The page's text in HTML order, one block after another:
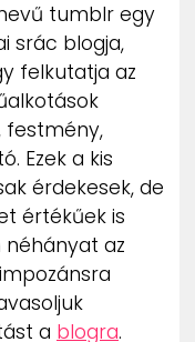
tumblr egy
srác blogja,
felkutatja az
festmény,
Ezek a kis
érdekesek, de
értékűek is
az
a blogra.